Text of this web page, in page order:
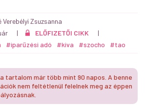
Verebélyi Zsuzsanna
| ELŐFIZETŐI CIKK
|
#iparűzési adó #kiva #szocho #tao
tartalom már több mint 90 napos. A benne
nem feltétlenül felelnek meg az éppen